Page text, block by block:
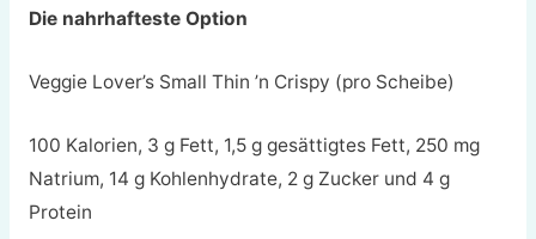
Die nahrhafteste Option
Veggie Lover’s Small Thin ’n Crispy (pro Scheibe)
100 Kalorien, 3 g Fett, 1,5 g gesättigtes Fett, 250 mg
Natrium, 14 g Kohlenhydrate, 2 g Zucker und 4 g
Protein